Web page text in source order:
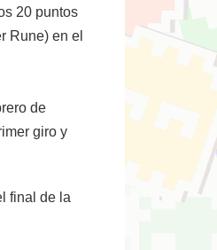
20 puntos
Rune) en el
de
giro y
final de la